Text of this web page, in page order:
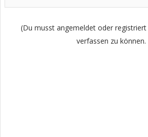
(Du musst angemeldet oder
verfassen zu können.